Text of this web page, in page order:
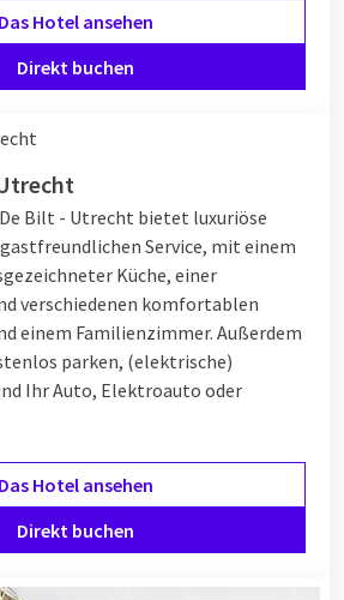
Das Hotel ansehen
Direkt buchen
Bilt - Utrecht bietet luxuriöse
Service, mit einem
Küche, einer
verschiedenen komfortablen
einem Familienzimmer. Außerdem
parken, (elektrische)
Ihr Auto, Elektroauto oder
Das Hotel ansehen
Direkt buchen